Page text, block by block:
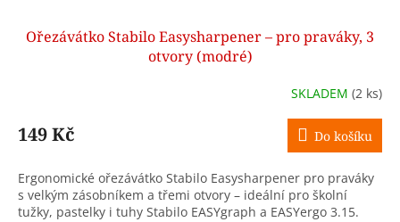
Ořezávátko Stabilo Easysharpener – pro praváky, 3
otvory (modré)
SKLADEM (2 ks)
149 Kč Do košíku
Ergonomické ořezávátko Stabilo Easysharpener pro praváky
s velkým zásobníkem a třemi otvory – ideální pro školní
tužky, pastelky i tuhy Stabilo EASYgraph a EASYergo 3.15.